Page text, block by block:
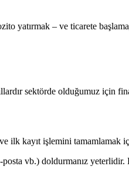
yatırmak – ve ticarete
sektörde olduğumuz için
ilk kayıt işlemini tamamlamak
vb.) doldurmanız